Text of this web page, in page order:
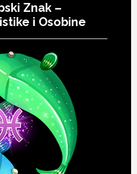
Znak –
i Osobine